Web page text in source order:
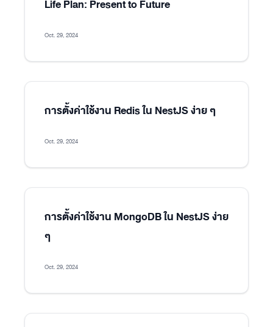
Life Plan: Present to Future
Oct. 29, 2024
การตั้งค่าใช้งาน Redis ใน NestJS ง่าย ๆ
Oct. 29, 2024
การตั้งค่าใช้งาน MongoDB ใน NestJS ง่าย
ๆ
Oct. 29, 2024